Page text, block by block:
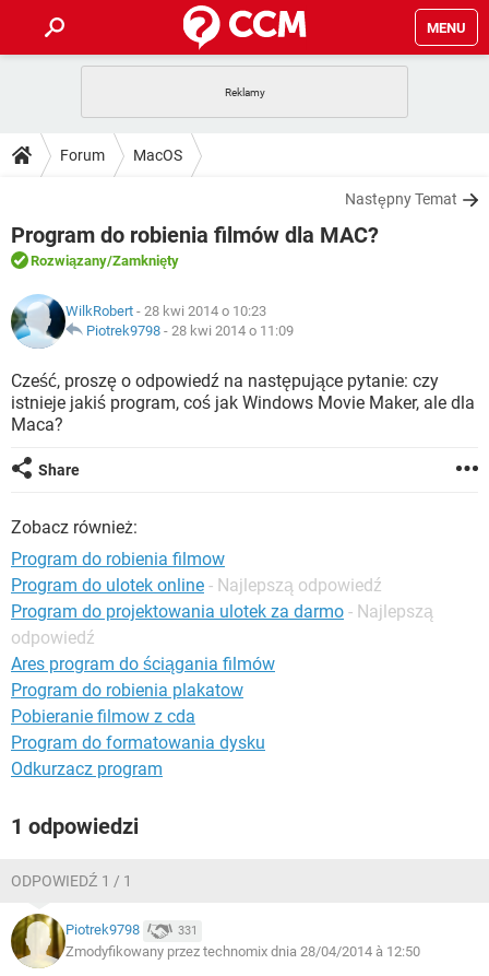
MENU
GRY
INSTAGRAM FACEBOOK
WINDOWS 10
PORADY
PlayStation
SPOTIFY
INSTAGRAM
WINDOWS 10
ANDROID TIKTOK
GRY
IOS NETFLIX
INSTAGRAM
WINDOWS 10
FORUM
COVID-19
GRY WHATSAPP
INSTAGRAM FACEBOOK
ARTYKUŁY
COVID-19
GRY WHATSAPP
SPOTIFY
INSTAGRAM
Forum MacOS
Następny Temat
Program do robienia filmów dla MAC?
Rozwiązany/Zamknięty
WilkRobert - 28 kwi 2014 o 10:23
Piotrek9798 - 28 kwi 2014 o 11:09
Cześć, proszę o odpowiedź na następujące pytanie: czy
istnieje jakiś program, coś jak Windows Movie Maker, ale dla
Maca?
Share
Zobacz również:
Program do robienia filmow
Program do ulotek online - Najlepszą odpowiedź
Program do projektowania ulotek za darmo - Najlepszą
odpowiedź
Ares program do ściągania filmów
Program do robienia plakatow
Pobieranie filmow z cda
Program do formatowania dysku
Odkurzacz program
1 odpowiedzi
ODPOWIEDŹ 1 / 1
Piotrek9798 331
Zmodyfikowany przez technomix dnia 28/04/2014 à 12:50